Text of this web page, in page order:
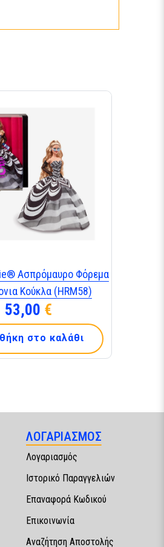
Ασπρόμαυρο Φόρεμα
Κούκλα (HRM58)
53,00 €
στο καλάθι
ΛΟΓΑΡΙΑΣΜΟΣ
Λογαριασμός
Ιστορικό Παραγγελιών
Επαναφορά Κωδικού
Επικοινωνία
Αναζήτηση Αποστολής